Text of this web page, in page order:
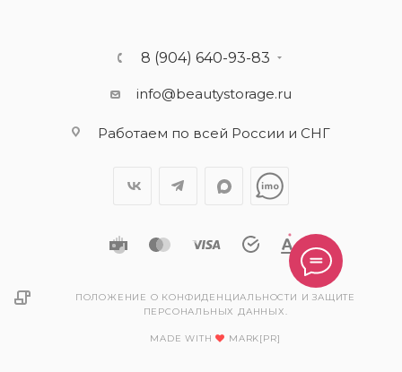
8 (904) 640-93-83
info@beautystorage.ru
Работаем по всей России и СНГ
ПОЛОЖЕНИЕ О КОНФИДЕНЦИАЛЬНОСТИ И ЗАЩИТЕ
ПЕРСОНАЛЬНЫХ ДАННЫХ.
MADE WITH MARK[PR]